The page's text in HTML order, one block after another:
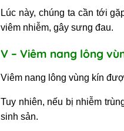
Lúc này, chúng ta cần tới
viêm nhiễm, gây sưng đau.
V – Viêm nang lông
Viêm nang lông vùng kín
Tuy nhiên, nếu bị nhiễm
sinh sản.